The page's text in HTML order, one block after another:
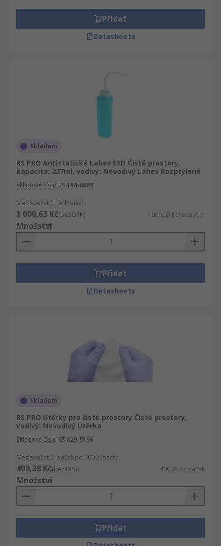
Přidat
Datasheets
Skladem
RS PRO Antistatické Lahev ESD Čisté prostory,
kapacita: 227ml, vodivý: Nevodivý Láhev Rozptýlené
Skladové číslo RS 184-6689
Mezisoučet (1 jednotka)
1 000,63 Kč(bez DPH) 1 000,63 Kč/jednotka
Množství
Přidat
Datasheets
Skladem
RS PRO Utěrky pro čisté prostory Čisté prostory,
vodivý: Nevodivý Utěrka
Skladové číslo RS 829-5136
Mezisoučet (1 sáček po 100 kusech)
409,38 Kč(bez DPH) 409,38 Kč/sáček
Množství
Přidat